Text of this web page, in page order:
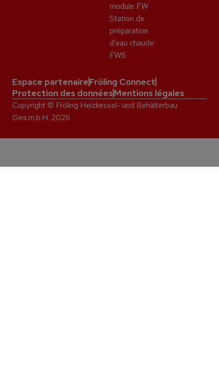
module FW
Station de
préparation
d'eau chaude
FWS
Espace partenaireFröling Connect
Protection des donnéesMentions légales
Copyright © Fröling Heizkessel- und Behälterbau
Ges.m.b.H. 2026